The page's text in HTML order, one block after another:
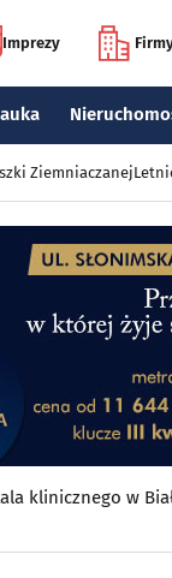
Imprezy
Ziemniaczanej
klinicznego w